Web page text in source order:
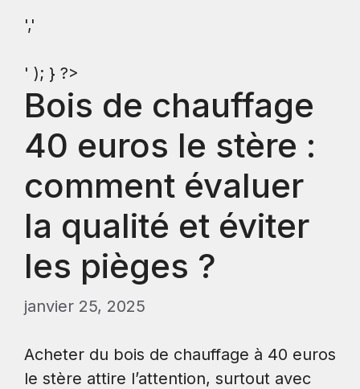
','
' ); } ?>
Bois de chauffage
40 euros le stère :
comment évaluer
la qualité et éviter
les pièges ?
janvier 25, 2025
Acheter du bois de chauffage à 40 euros
le stère attire l’attention, surtout avec